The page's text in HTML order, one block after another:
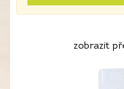
zobrazit